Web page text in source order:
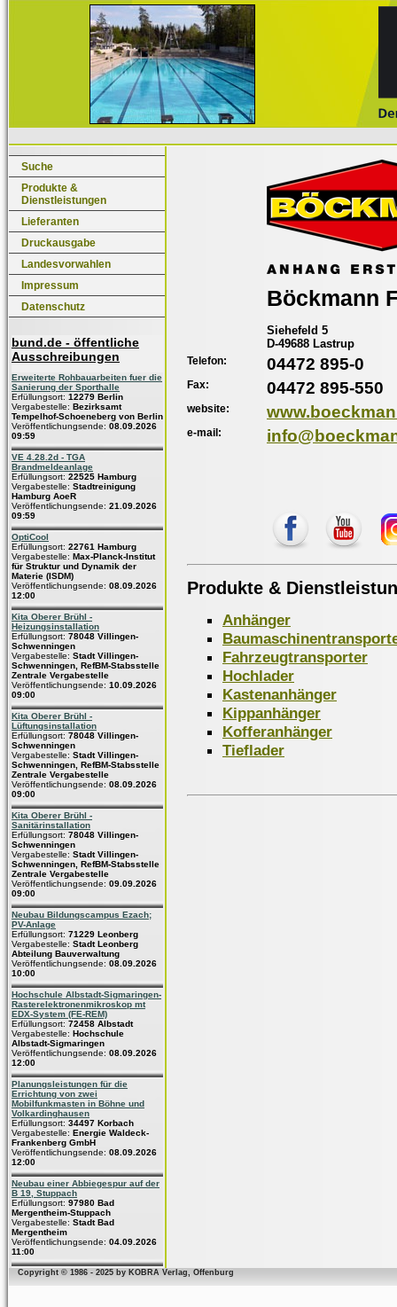
Suche
Produkte &
Dienstleistungen
Lieferanten
Druckausgabe
Landesvorwahlen
Impressum
Datenschutz
bund.de - öffentliche
Ausschreibungen
Erweiterte Rohbauarbeiten fuer die
Sanierung der Sporthalle
Erfüllungsort: 12279 Berlin
Vergabestelle: Bezirksamt
Tempelhof-Schoeneberg von Berlin
Veröffentlichungsende: 08.09.2026
09:59
VE 4.28.2d - TGA
Brandmeldeanlage
Erfüllungsort: 22525 Hamburg
Vergabestelle: Stadtreinigung
Hamburg AoeR
Veröffentlichungsende: 21.09.2026
09:59
OptiCool
Erfüllungsort: 22761 Hamburg
Vergabestelle: Max-Planck-Institut
für Struktur und Dynamik der
Materie (ISDM)
Veröffentlichungsende: 08.09.2026
12:00
Kita Oberer Brühl -
Heizungsinstallation
Erfüllungsort: 78048 Villingen-
Schwenningen
Vergabestelle: Stadt Villingen-
Schwenningen, RefBM-Stabsstelle
Zentrale Vergabestelle
Veröffentlichungsende: 10.09.2026
09:00
Kita Oberer Brühl -
Lüftungsinstallation
Erfüllungsort: 78048 Villingen-
Schwenningen
Vergabestelle: Stadt Villingen-
Schwenningen, RefBM-Stabsstelle
Zentrale Vergabestelle
Veröffentlichungsende: 08.09.2026
09:00
Kita Oberer Brühl -
Sanitärinstallation
Erfüllungsort: 78048 Villingen-
Schwenningen
Vergabestelle: Stadt Villingen-
Schwenningen, RefBM-Stabsstelle
Zentrale Vergabestelle
Veröffentlichungsende: 09.09.2026
09:00
Neubau Bildungscampus Ezach;
PV-Anlage
Erfüllungsort: 71229 Leonberg
Vergabestelle: Stadt Leonberg
Abteilung Bauverwaltung
Veröffentlichungsende: 08.09.2026
10:00
Hochschule Albstadt-Sigmaringen-
Rasterelektronenmikroskop mt
EDX-System (FE-REM)
Erfüllungsort: 72458 Albstadt
Vergabestelle: Hochschule
Albstadt-Sigmaringen
Veröffentlichungsende: 08.09.2026
12:00
Planungsleistungen für die
Errichtung von zwei
Mobilfunkmasten in Böhne und
Volkardinghausen
Erfüllungsort: 34497 Korbach
Vergabestelle: Energie Waldeck-
Frankenberg GmbH
Veröffentlichungsende: 08.09.2026
12:00
Neubau einer Abbiegespur auf der
B 19, Stuppach
Erfüllungsort: 97980 Bad
Mergentheim-Stuppach
Vergabestelle: Stadt Bad
Mergentheim
Veröffentlichungsende: 04.09.2026
11:00
Böckmann
Siehefeld 5
D-49688 Lastrup
Telefon: 04472 895-0
Fax: 04472 895-550
website:
e-mail:
Produkte &
Anhänger
Fahrzeugtransporter
Hochlader
Kastenanhänger
Kippanhänger
Kofferanhänger
Tieflader
Copyright © 1986 - 2025 by KOBRA Verlag, Offenburg